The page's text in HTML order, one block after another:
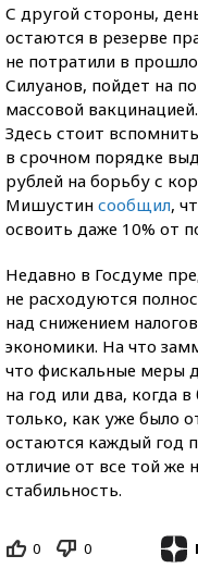
С другой стороны,
остаются в резерве
не потратили в
Силуанов, пойдет на
массовой
Здесь стоит
в срочном порядке
рублей на борьбу с
Мишустин сообщил,
освоить даже 10% от
Недавно в Госдуме
не расходуются
над снижением
экономики. На что
что фискальные меры
на год или два, когда
только, как уже было
остаются каждый год
отличие от все той же
стабильность.
0 0